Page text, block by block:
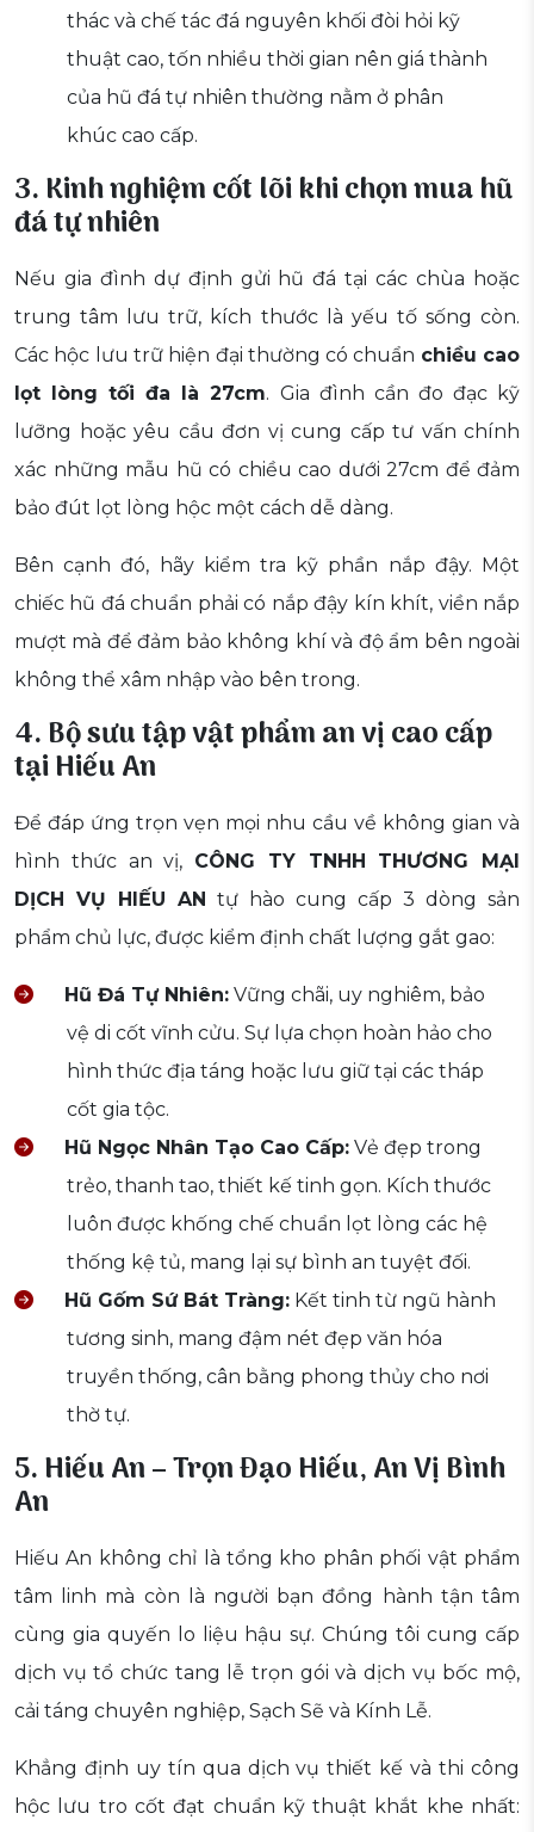
thác và chế tác đá nguyên khối đòi hỏi kỹ
thuật cao, tốn nhiều thời gian nên giá thành
của hũ đá tự nhiên thường nằm ở phân
khúc cao cấp.
3. Kinh nghiệm cốt lõi khi chọn mua hũ
đá tự nhiên
Nếu gia đình dự định gửi hũ đá tại các chùa hoặc
trung tâm lưu trữ, kích thước là yếu tố sống còn.
Các hộc lưu trữ hiện đại thường có chuẩn chiều cao
lọt lòng tối đa là 27cm. Gia đình cần đo đạc kỹ
lưỡng hoặc yêu cầu đơn vị cung cấp tư vấn chính
xác những mẫu hũ có chiều cao dưới 27cm để đảm
bảo đút lọt lòng hộc một cách dễ dàng.
Bên cạnh đó, hãy kiểm tra kỹ phần nắp đậy. Một
chiếc hũ đá chuẩn phải có nắp đậy kín khít, viền nắp
mượt mà để đảm bảo không khí và độ ẩm bên ngoài
không thể xâm nhập vào bên trong.
4. Bộ sưu tập vật phẩm an vị cao cấp
tại Hiếu An
Để đáp ứng trọn vẹn mọi nhu cầu về không gian và
hình thức an vị, CÔNG TY TNHH THƯƠNG MẠI
DỊCH VỤ HIẾU AN
tự hào cung cấp 3 dòng sản
phẩm chủ lực, được kiểm định chất lượng gắt gao:
Hũ Đá Tự Nhiên: Vững chãi, uy nghiêm, bảo
vệ di cốt vĩnh cửu. Sự lựa chọn hoàn hảo cho
hình thức địa táng hoặc lưu giữ tại các tháp
cốt gia tộc.
Hũ Ngọc Nhân Tạo Cao Cấp: Vẻ đẹp trong
trẻo, thanh tao, thiết kế tinh gọn. Kích thước
luôn được khống chế chuẩn lọt lòng các hệ
thống kệ tủ, mang lại sự bình an tuyệt đối.
Hũ Gốm Sứ Bát Tràng: Kết tinh từ ngũ hành
tương sinh, mang đậm nét đẹp văn hóa
truyền thống, cân bằng phong thủy cho nơi
thờ tự.
5. Hiếu An – Trọn Đạo Hiếu, An Vị Bình
An
Hiếu An không chỉ là tổng kho phân phối vật phẩm
tâm linh mà còn là người bạn đồng hành tận tâm
cùng gia quyến lo liệu hậu sự. Chúng tôi cung cấp
dịch vụ tổ chức tang lễ trọn gói và dịch vụ bốc mộ,
cải táng chuyên nghiệp, Sạch Sẽ và Kính Lễ.
Khẳng định uy tín qua dịch vụ thiết kế và thi công
hộc lưu tro cốt đạt chuẩn kỹ thuật khắt khe nhất: